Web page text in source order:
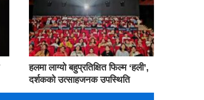
हलमा लाग्यो बहुप्रतिक्षित फिल्म ‘हली’,
दर्शकको उत्साहजनक उपस्थिति